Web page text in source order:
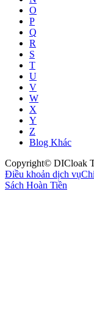
O
P
Q
R
S
T
U
V
W
X
Y
Z
Blog Khác
Copyright© DICloak
Điều khoản dịch vụ
Sách Hoàn Tiền